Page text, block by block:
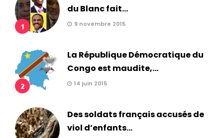
1
du Blanc fait...
9 novembre 2015
2
La République Démocratique du
Congo est maudite,...
14 juin 2015
Des soldats français accusés de
viol d’enfants...